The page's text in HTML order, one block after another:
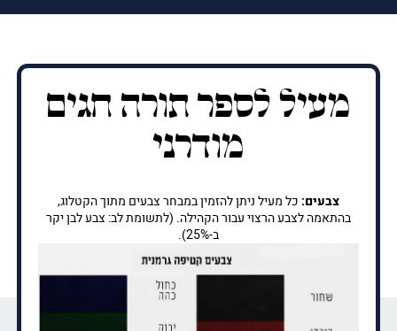
מעיל לספר תורה חגים
מודרני
צבעים: כל מעיל ניתן להזמין במבחר צבעים מתוך הקטלוג,
בהתאמה לצבע הרצוי עבור הקהילה. (לתשומת לב: צבע לבן יקר
ב-25%).